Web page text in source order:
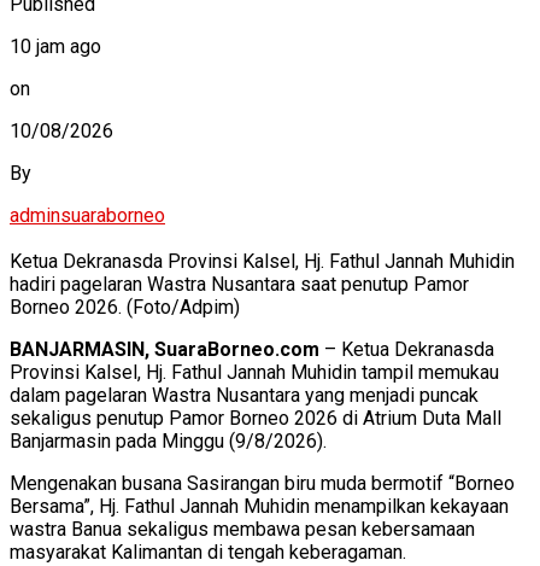
10 jam ago
on
10/08/2026
By
adminsuaraborneo
Ketua Dekranasda Provinsi Kalsel, Hj. Fathul Jannah Muhidin
hadiri pagelaran Wastra Nusantara saat penutup Pamor
Borneo 2026. (Foto/Adpim)
BANJARMASIN, SuaraBorneo.com – Ketua Dekranasda
Provinsi Kalsel, Hj. Fathul Jannah Muhidin tampil memukau
dalam pagelaran Wastra Nusantara yang menjadi puncak
sekaligus penutup Pamor Borneo 2026 di Atrium Duta Mall
Banjarmasin pada Minggu (9/8/2026).
Mengenakan busana Sasirangan biru muda bermotif “Borneo
Bersama”, Hj. Fathul Jannah Muhidin menampilkan kekayaan
wastra Banua sekaligus membawa pesan kebersamaan
masyarakat Kalimantan di tengah keberagaman.